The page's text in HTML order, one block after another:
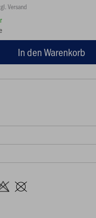
Versand
In den Warenkorb